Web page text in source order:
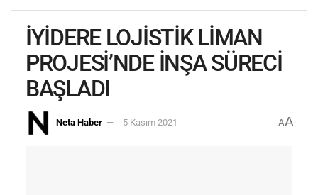
İYİDERE LOJİSTİK LİMAN
PROJESİ’NDE İNŞA SÜRECİ
BAŞLADI
Neta Haber 5 Kasım 2021 AA